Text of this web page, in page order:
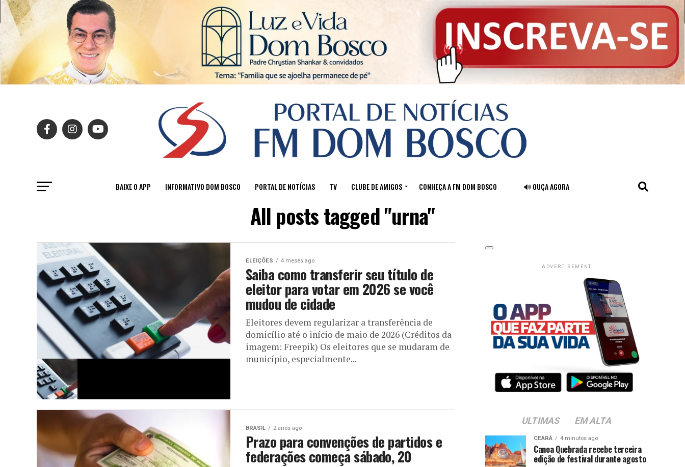
BAIXE O APP INFORMATIVO DOM BOSCO PORTAL DE NOTÍCIAS TV CLUBE DE AMIGOS CONHEÇA A FM DOM BOSCO 🔊 OUÇA AGORA
All posts tagged "urna"
ELEIÇÕES 4 meses ago
Saiba como transferir seu título de
eleitor para votar em 2026 se você
mudou de cidade
Eleitores devem regularizar a transferência de
domicílio até o início de maio de 2026 (Créditos da
imagem: Freepik) Os eleitores que se mudaram de
município, especialmente...
BRASIL 2 anos ago
Prazo para convenções de partidos e
federações começa sábado, 20
ADVERTISEMENT
ULTIMAS EM ALTA
CEARÁ 4 minutos ago
Canoa Quebrada recebe terceira
edição de festival durante agosto
Sair da versão mobile